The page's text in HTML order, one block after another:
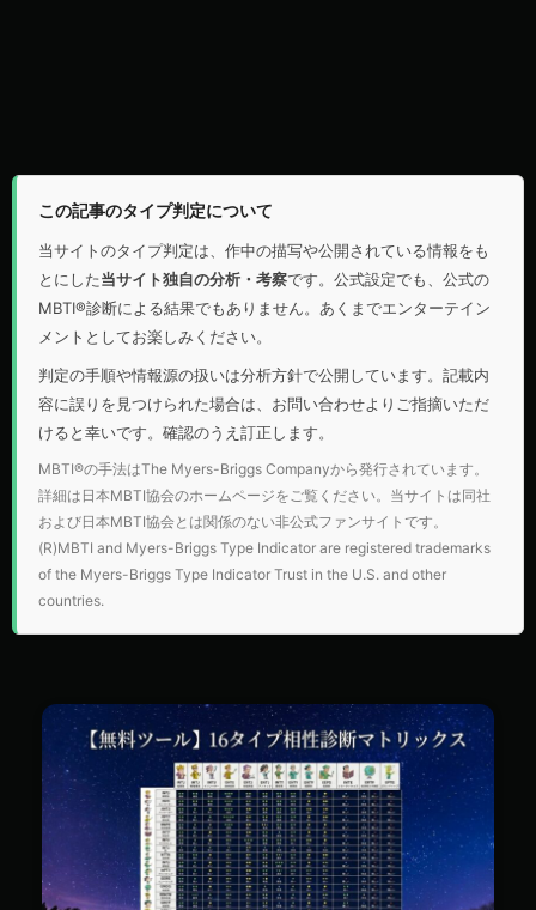
この記事のタイプ判定について
当サイトのタイプ判定は、作中の描写や公開されている情報をも
とにした当サイト独自の分析・考察です。公式設定でも、公式の
MBTI®診断による結果でもありません。あくまでエンターテイン
メントとしてお楽しみください。
判定の手順や情報源の扱いは分析方針で公開しています。記載内
容に誤りを見つけられた場合は、 お問い合わせよりご指摘いただ
けると幸いです。確認のうえ訂正します。
MBTI®の手法はThe Myers-Briggs Companyから発行されています。
詳細は 日本MBTI協会のホームページをご覧ください。当サイトは同社
および日本MBTI協会とは関係のない非公式ファンサイトです。
(R)MBTI and Myers-Briggs Type Indicator are registered trademarks
of the Myers-Briggs Type Indicator Trust in the U.S. and other
countries.